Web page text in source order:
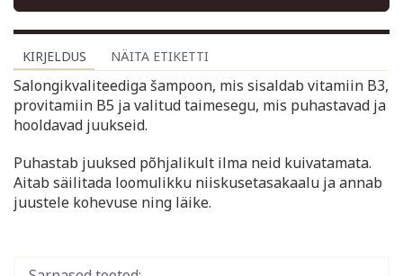
KIRJELDUS NÄITA ETIKETTI
Salongikvaliteediga šampoon, mis sisaldab vitamiin B3,
provitamiin B5 ja valitud taimesegu, mis puhastavad ja
hooldavad juukseid.
Puhastab juuksed põhjalikult ilma neid kuivatamata.
Aitab säilitada loomulikku niiskusetasakaalu ja annab
juustele kohevuse ning läike.